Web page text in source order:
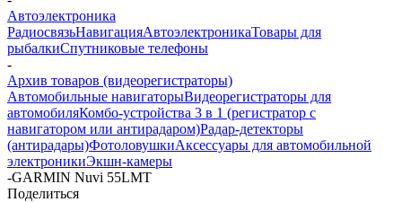
Автоэлектроника
РадиосвязьНавигацияАвтоэлектроникаТовары для
рыбалкиСпутниковые телефоны
-
Архив товаров (видеорегистраторы)
Автомобильные навигаторыВидеорегистраторы для
автомобиляКомбо-устройства 3 в 1 (регистратор с
навигатором или антирадаром)Радар-детекторы
(антирадары)ФотоловушкиАксессуары для автомобильной
электроникиЭкшн-камеры
-GARMIN Nuvi 55LMT
Поделиться